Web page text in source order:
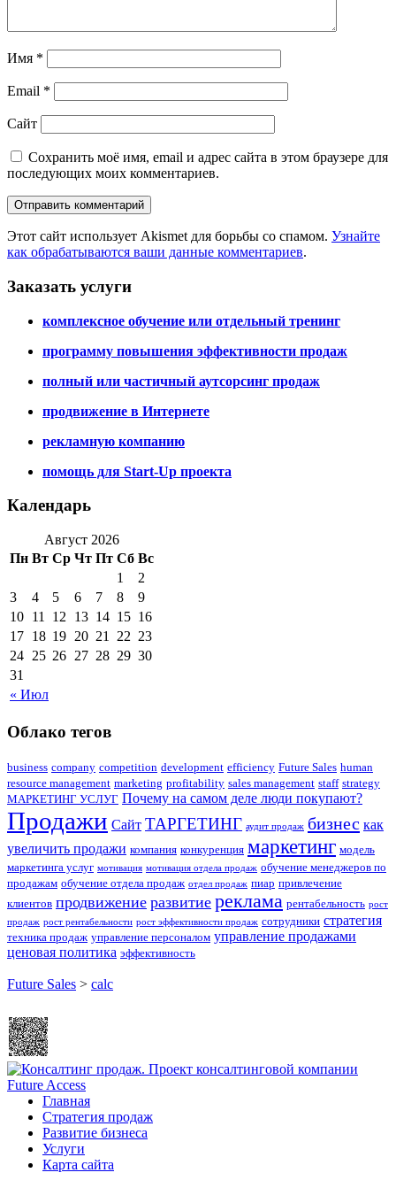
Имя *
Email *
Сайт
Сохранить моё имя, email и адрес сайта в этом браузере для
последующих моих комментариев.
Этот сайт использует Akismet для борьбы со спамом. Узнайте
как обрабатываются ваши данные комментариев.
Заказать услуги
комплексное обучение или отдельный тренинг
программу повышения эффективности продаж
полный или частичный аутсорсинг продаж
продвижение в Интернете
рекламную компанию
помощь для Start-Up проекта
Календарь
Август 2026
Пн Вт Ср Чт Пт Сб Вс
« Июл
1
2
3
4 5 6 7 8
9
10 11 12 13 14 15 16
17 18 19 20 21 22 23
24 25 26 27 28 29 30
31
Облако тегов
business company competition development efficiency Future Sales human
resource management marketing profitability sales management staff strategy
МАРКЕТИНГ УСЛУГ Почему на самом деле люди покупают?
Продажи Сайт ТАРГЕТИНГ аудит продаж бизнес как
увеличить продажи компания конкуренция маркетинг модель
маркетинга услуг мотивация мотивация отдела продаж обучение менеджеров по
продажам обучение отдела продаж отдел продаж пиар привлечение
клиентов продвижение развитие реклама рентабельность рост
продаж рост рентабельности рост эффективности продаж сотрудники стратегия
техника продаж управление персоналом управление продажами
ценовая политика эффективность
Future Sales > calc
Главная
Стратегия продаж
Развитие бизнеса
Услуги
Карта сайта